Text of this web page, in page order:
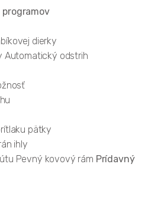
dierky
Automatický odstrih
pätky
ihly
Pevný kovový rám Prídavný